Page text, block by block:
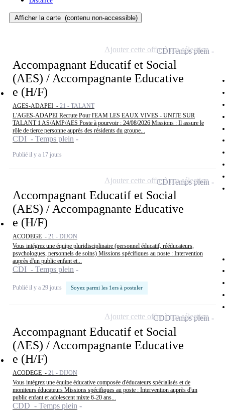
Afficher la carte (contenu non-accessible)
Accompagnant Educatif et Social
(AES) / Accompagnante Educative
e (H/F)
AGES-ADAPEI - 21 - TALANT
L'AGES-ADAPEI Recrute Pour l'EAM LES EAUX VIVES - UNITE SUR
TALANT 1 AS/AMP/AES Poste à pourvoir : 24/08/2026 Missions : Il assure le
rôle de tierce personne auprès des résidents du groupe...
CDI - Temps plein
Publié il y a 17 jours
CDITemps plein
Ajouter cette offre à ma sélection
Accompagnant Educatif et Social
(AES) / Accompagnante Educative
e (H/F)
ACODEGE - 21 - DIJON
Vous intégrez une équipe pluridisciplinaire (personnel éducatif, rééducateurs,
psychologues, personnels de soins) Missions spécifiques au poste : Intervention
auprès d'un public enfant et...
CDI - Temps plein
Publié il y a 29 jours Soyez parmi les 1ers à postuler
CDITemps plein
Ajouter cette offre à ma sélection
Accompagnant Educatif et Social
(AES) / Accompagnante Educative
e (H/F)
ACODEGE - 21 - DIJON
Vous intégrez une équipe éducative composée d'éducateurs spécialisés et de
moniteurs éducateurs Missions spécifiques au poste : Intervention auprès d'un
public enfant et adolescent mixte 6-20 ans...
CDD - Temps plein
CDDTemps plein
Ajouter cette offre à ma sélection